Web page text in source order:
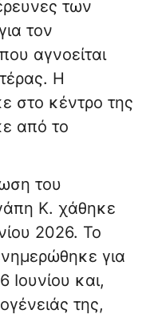
των
τον
αγνοείται
Η
στο κέντρο της
από το
του
Κ. χάθηκε
2026. Το
για
Ιουνίου και,
της,